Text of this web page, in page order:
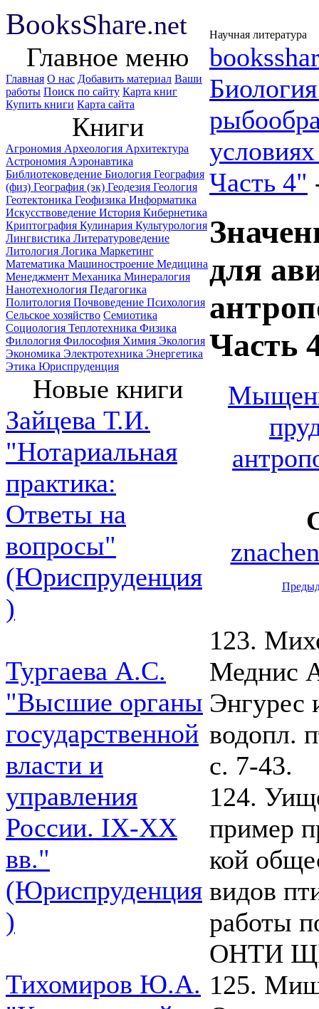
BooksShare.net Научная литература
Главное меню
Главная О нас Добавить материал Ваши
работы Поиск по сайту Карта книг
Купить книги Карта сайта
Книги
Агрономия Археология Архитектура
Астрономия Аэронавтика
Библиотековедение Биология География
(физ) География (эк) Геодезия Геология
Геотектоника Геофизика Информатика
Искусствоведение История Кибернетика
Криптография Кулинария Культурология
Лингвистика Литературоведение
Литология Логика Маркетинг
Математика Машиностроение Медицина
Менеджмент Механика Минералогия
Нанотехнология Педагогика
Политология Почвоведение Психология
Сельское хозяйство Семиотика
Социология Теплотехника Физика
Филология Философия Химия Экология
Экономика Электротехника Энергетика
Этика Юриспруденция
Новые книги
Зайцева Т.И.
"Нотариальная
практика:
Ответы на
вопросы"
(Юриспруденция
)
Тургаева А.С.
"Высшие органы
государственной
власти и
управления
России. IХ-ХХ
вв."
(Юриспруденция
)
Тихомиров Ю.А.
Часть 4"
для
Часть
123.
Меднис
Энгурес
водопл.
с. 7-43.
124.
пример
кой
видов
работы
ОНТИ
125.